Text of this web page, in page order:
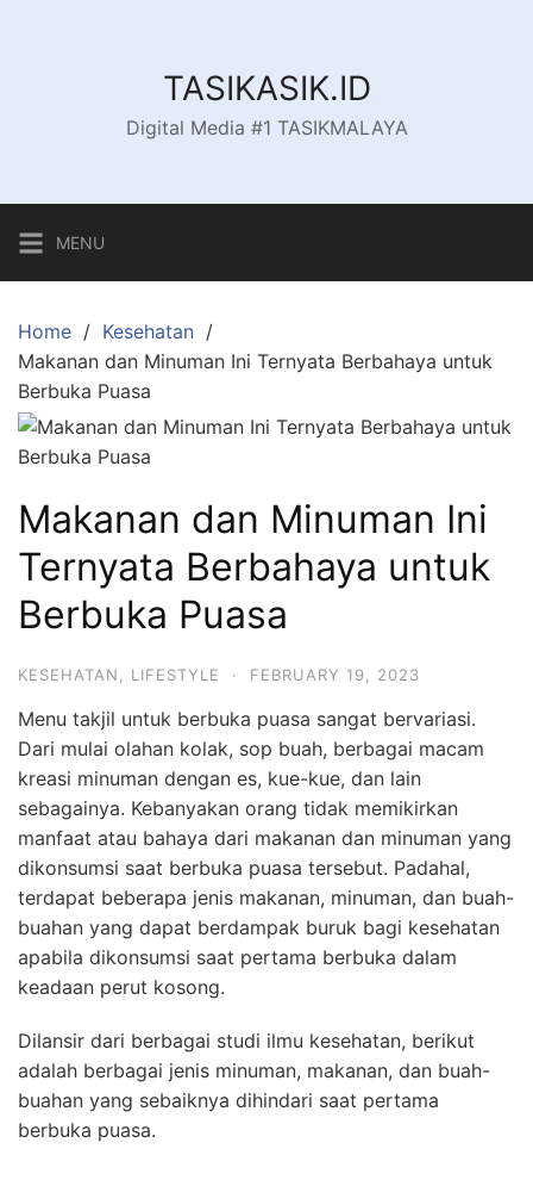
TASIKASIK.ID
Digital Media #1 TASIKMALAYA
MENU
Home
Kesehatan
Makanan dan Minuman Ini Ternyata Berbahaya untuk
Berbuka Puasa
Makanan dan Minuman Ini
Ternyata Berbahaya untuk
Berbuka Puasa
KESEHATAN LIFESTYLE · FEBRUARY 19, 2023
Menu takjil untuk berbuka puasa sangat bervariasi.
Dari mulai olahan kolak, sop buah, berbagai macam
kreasi minuman dengan es, kue-kue, dan lain
sebagainya. Kebanyakan orang tidak memikirkan
manfaat atau bahaya dari makanan dan minuman yang
dikonsumsi saat berbuka puasa tersebut. Padahal,
terdapat beberapa jenis makanan, minuman, dan buah-
buahan yang dapat berdampak buruk bagi kesehatan
apabila dikonsumsi saat pertama berbuka dalam
keadaan perut kosong.
Dilansir dari berbagai studi ilmu kesehatan, berikut
adalah berbagai jenis minuman, makanan, dan buah-
buahan yang sebaiknya dihindari saat pertama
berbuka puasa.